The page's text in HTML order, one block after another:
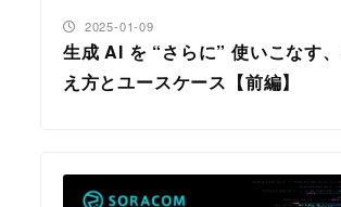
生成 AI を “さらに” 使いこなす
え方とユースケース【前編】
投稿日
2025-01-09